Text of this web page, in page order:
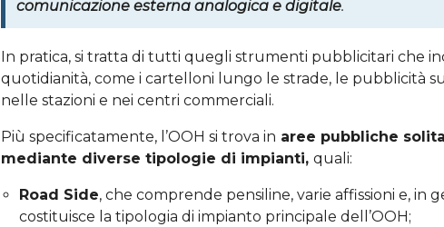
comunicazione esterna analogica e digitale.
In pratica, si tratta di tutti quegli strumenti pubblicitari che
quotidianità, come i cartelloni lungo le strade, le pubblicità
nelle stazioni e nei centri commerciali.
Più specificatamente, l’OOH si trova in aree pubbliche
mediante diverse tipologie di impianti, quali:
Road Side, che comprende pensiline, varie affissioni e, in
costituisce la tipologia di impianto principale dell’OOH;